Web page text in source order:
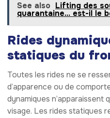
See also Lifting des
quarantaine… est-il le
Rides
statiques du
Toutes les rides ne se
d’apparence ou de
dynamiques n’apparaissent
visage. Les rides statiques